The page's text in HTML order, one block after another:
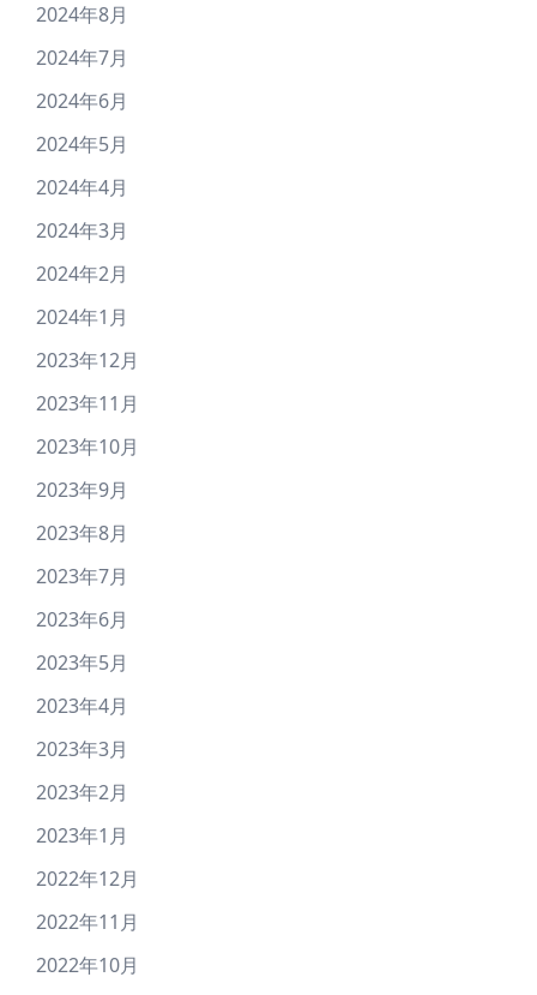
2024年8月
2024年7月
2024年6月
2024年5月
2024年4月
2024年3月
2024年2月
2024年1月
2023年12月
2023年11月
2023年10月
2023年9月
2023年8月
2023年7月
2023年6月
2023年5月
2023年4月
2023年3月
2023年2月
2023年1月
2022年12月
2022年11月
2022年10月